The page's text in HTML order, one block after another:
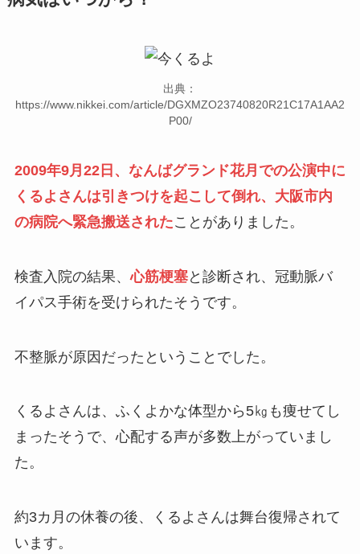
出典：
https://www.nikkei.com/article/DGXMZO23740820R21C17A1AA2
P00/
2009年9月22日、なんばグランド花月での公演中に
くるよさんは引きつけを起こして倒れ、大阪市内
の病院へ緊急搬送されたことがありました。
検査入院の結果、心筋梗塞と診断され、冠動脈バ
イパス手術を受けられたそうです。
不整脈が原因だったということでした。
くるよさんは、ふくよかな体型から5㎏も痩せてし
まったそうで、心配する声が多数上がっていまし
た。
約3カ月の休養の後、くるよさんは舞台復帰されて
います。